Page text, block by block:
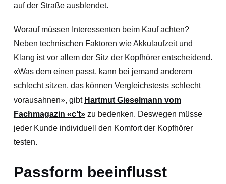
auf der Straße ausblendet.
Worauf müssen Interessenten beim Kauf achten?
Neben technischen Faktoren wie Akkulaufzeit und
Klang ist vor allem der Sitz der Kopfhörer entscheidend.
«Was dem einen passt, kann bei jemand anderem
schlecht sitzen, das können Vergleichstests schlecht
vorausahnen», gibt Hartmut Gieselmann vom
Fachmagazin «c’t»zu bedenken. Deswegen müsse
jeder Kunde individuell den Komfort der Kopfhörer
testen.
Passform beeinflusst